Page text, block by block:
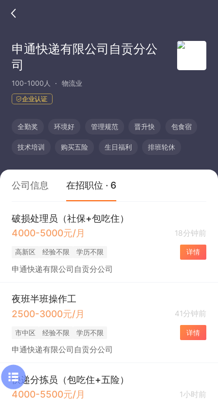
申通快递有限公司自贡分公
司
100-1000人 物流业
企业认证
全勤奖 环境好 管理规范 晋升快 包食宿
技术培训 购买五险 生日福利 排班轮休
公司信息 在招职位 · 6
破损处理员（社保+包吃住）
4000-5000元/月
18分钟前
高新区 经验不限 学历不限 详情
申通快递有限公司自贡分公司
夜班半班操作工
2500-3000元/月
41分钟前
市中区 经验不限 学历不限 详情
申通快递有限公司自贡分公司
快递分拣员（包吃住+五险）
4000-5500元/月
1小时前